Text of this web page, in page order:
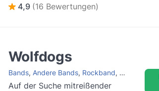
4,9 (16 Bewertungen)
Wolfdogs
Bands, Andere Bands, Rockband, Coverband
Auf der Suche mitreißender